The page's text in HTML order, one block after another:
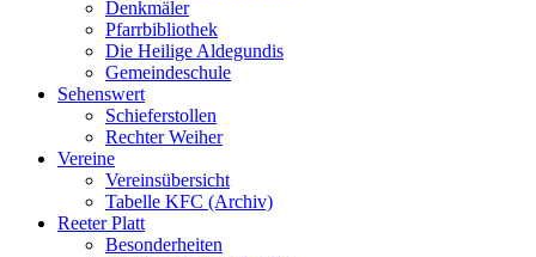
Denkmäler
Pfarrbibliothek
Die Heilige Aldegundis
Gemeindeschule
Sehenswert
Schieferstollen
Rechter Weiher
Vereine
Vereinsübersicht
Tabelle KFC (Archiv)
Reeter Platt
Besonderheiten